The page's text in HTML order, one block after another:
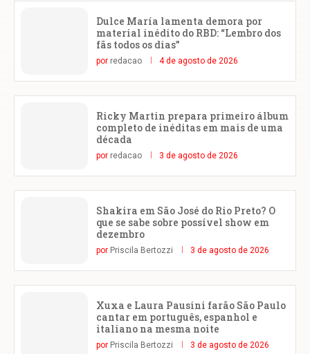
Dulce María lamenta demora por
material inédito do RBD: “Lembro dos
fãs todos os dias”
por redacao 4 de agosto de 2026
Ricky Martin prepara primeiro álbum
completo de inéditas em mais de uma
década
por redacao 3 de agosto de 2026
Shakira em São José do Rio Preto? O
que se sabe sobre possível show em
dezembro
por Priscila Bertozzi 3 de agosto de 2026
Xuxa e Laura Pausini farão São Paulo
cantar em português, espanhol e
italiano na mesma noite
por Priscila Bertozzi 3 de agosto de 2026